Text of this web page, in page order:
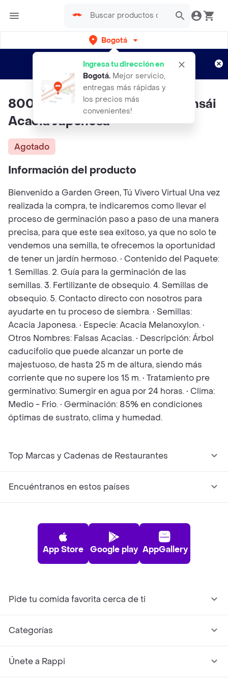
Bogotá
Ingresa tu dirección en
Bogotá. Mejor servicio,
entregas más rápidas y
los precios más
convenientes!
envíos gratis por semanas
Aplican TyC
800 Semillas Orgánicas De Bonsái
Acacia Japonesa
Agotado
Información del producto
Bienvenido a Garden Green, Tú Vivero Virtual Una vez
realizada la compra, te indicaremos como llevar el
proceso de germinación paso a paso de una manera
precisa, para que este sea exitoso, ya que no solo te
vendemos una semilla, te ofrecemos la oportunidad
de tener un jardín hermoso. • Contenido del Paquete:
1. Semillas. 2. Guía para la germinación de las
semillas. 3. Fertilizante de obsequio. 4. Semillas de
obsequio. 5. Contacto directo con nosotros para
ayudarte en tu proceso de siembra. • Semillas:
Acacia Japonesa. • Especie: Acacia Melanoxylon. •
Otros Nombres: Falsas Acacias. • Descripción: Árbol
caducifolio que puede alcanzar un porte de
majestuoso, de hasta 25 m de altura, siendo más
corriente que no supere los 15 m. • Tratamiento pre
germinativo: Sumergir en agua por 24 horas. • Clima:
Medio - Frio. • Germinación: 85% en condiciones
óptimas de sustrato, clima y humedad.
Top Marcas y Cadenas de Restaurantes
Encuéntranos en estos países
App Store Google play AppGallery
Pide tu comida favorita cerca de ti
Categorías
Únete a Rappi